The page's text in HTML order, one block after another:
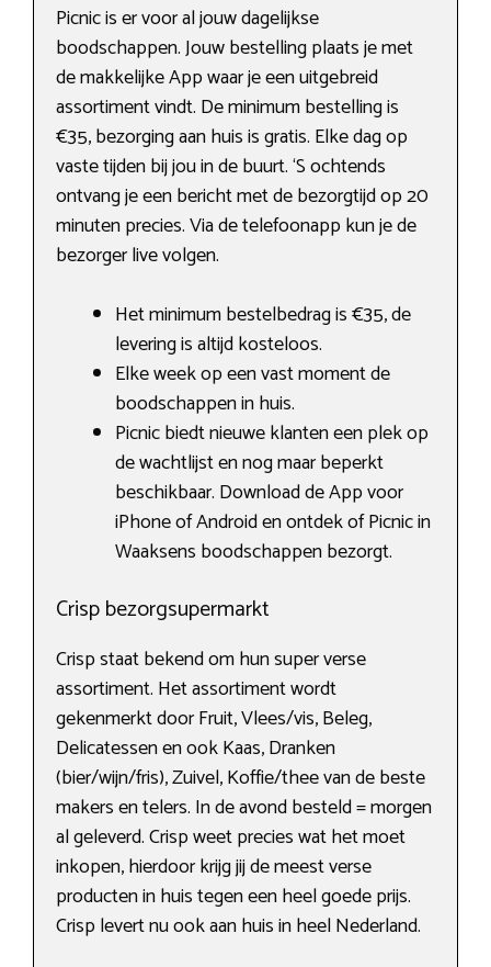
Picnic is er voor al jouw dagelijkse
boodschappen. Jouw bestelling plaats je met
de makkelijke App waar je een uitgebreid
assortiment vindt. De minimum bestelling is
€35, bezorging aan huis is gratis. Elke dag op
vaste tijden bij jou in de buurt. ‘S ochtends
ontvang je een bericht met de bezorgtijd op 20
minuten precies. Via de telefoonapp kun je de
bezorger live volgen.
Het minimum bestelbedrag is €35, de
levering is altijd kosteloos.
Elke week op een vast moment de
boodschappen in huis.
Picnic biedt nieuwe klanten een plek op
de wachtlijst en nog maar beperkt
beschikbaar. Download de App voor
iPhone of Android en ontdek of Picnic in
Waaksens boodschappen bezorgt.
Crisp bezorgsupermarkt
Crisp staat bekend om hun super verse
assortiment. Het assortiment wordt
gekenmerkt door Fruit, Vlees/vis, Beleg,
Delicatessen en ook Kaas, Dranken
(bier/wijn/fris), Zuivel, Koffie/thee van de beste
makers en telers. In de avond besteld = morgen
al geleverd. Crisp weet precies wat het moet
inkopen, hierdoor krijg jij de meest verse
producten in huis tegen een heel goede prijs.
Crisp levert nu ook aan huis in heel Nederland.